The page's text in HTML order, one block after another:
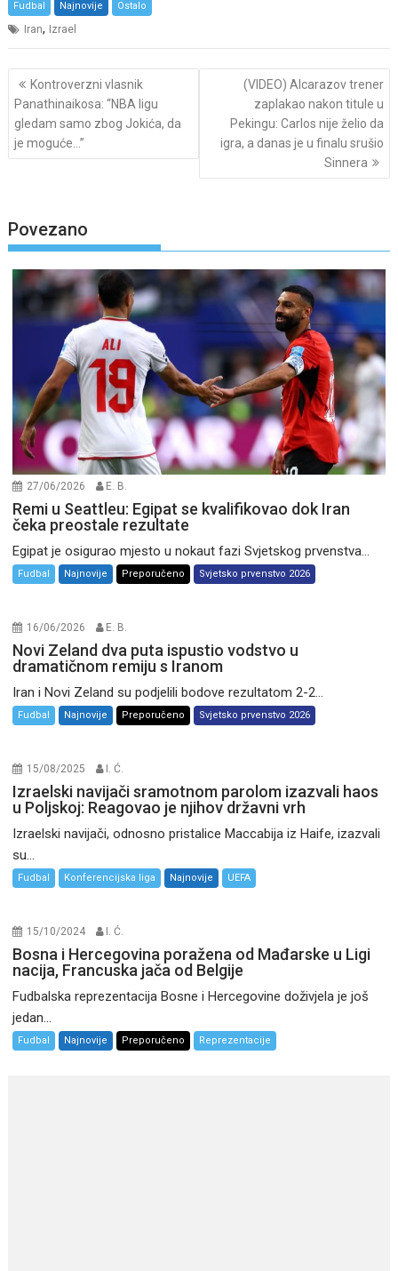
Fudbal Najnovije Ostalo
Iran, Izrael
Post
navigation
Kontroverzni vlasnik
Panathinaikosa: “NBA ligu
gledam samo zbog Jokića, da
je moguće…”
(VIDEO) Alcarazov trener
zaplakao nakon titule u
Pekingu: Carlos nije želio da
igra, a danas je u finalu srušio
Sinnera
Povezano
27/06/2026 E. B.
Remi u Seattleu: Egipat se kvalifikovao dok Iran
čeka preostale rezultate
Egipat je osigurao mjesto u nokaut fazi Svjetskog prvenstva...
Fudbal Najnovije Preporučeno Svjetsko prvenstvo 2026
16/06/2026 E. B.
Novi Zeland dva puta ispustio vodstvo u
dramatičnom remiju s Iranom
Iran i Novi Zeland su podjelili bodove rezultatom 2-2...
Fudbal Najnovije Preporučeno Svjetsko prvenstvo 2026
15/08/2025 I. Ć.
Izraelski navijači sramotnom parolom izazvali haos
u Poljskoj: Reagovao je njihov državni vrh
Izraelski navijači, odnosno pristalice Maccabija iz Haife, izazvali
su...
Fudbal Konferencijska liga Najnovije UEFA
15/10/2024 I. Ć.
Bosna i Hercegovina poražena od Mađarske u Ligi
nacija, Francuska jača od Belgije
Fudbalska reprezentacija Bosne i Hercegovine doživjela je još
jedan...
Fudbal Najnovije Preporučeno Reprezentacije